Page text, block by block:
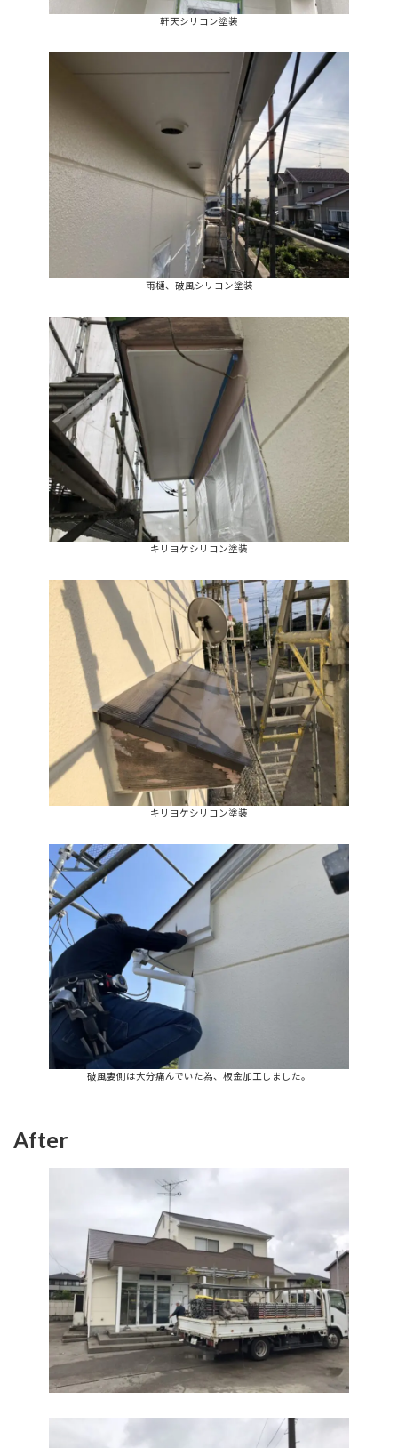
軒天シリコン塗装
雨樋、破風シリコン塗装
キリヨケシリコン塗装
キリヨケシリコン塗装
破風妻側は大分痛んでいた為、板金加工しました。
After